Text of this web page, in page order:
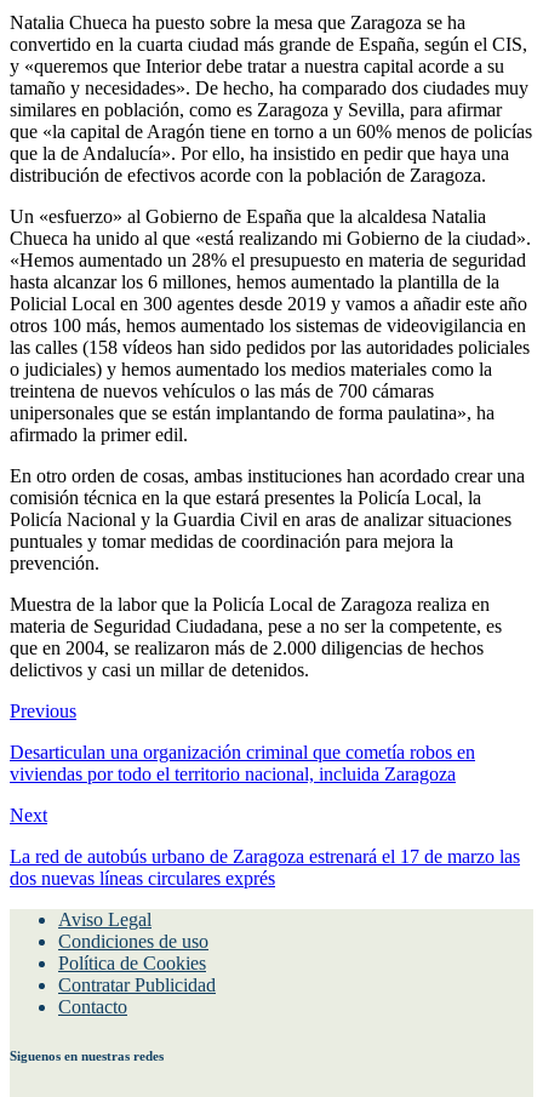
Natalia Chueca ha puesto sobre la mesa que Zaragoza se ha
convertido en la cuarta ciudad más grande de España, según el CIS,
y «queremos que Interior debe tratar a nuestra capital acorde a su
tamaño y necesidades». De hecho, ha comparado dos ciudades muy
similares en población, como es Zaragoza y Sevilla, para afirmar
que «la capital de Aragón tiene en torno a un 60% menos de policías
que la de Andalucía». Por ello, ha insistido en pedir que haya una
distribución de efectivos acorde con la población de Zaragoza.
Un «esfuerzo» al Gobierno de España que la alcaldesa Natalia
Chueca ha unido al que «está realizando mi Gobierno de la ciudad».
«Hemos aumentado un 28% el presupuesto en materia de seguridad
hasta alcanzar los 6 millones, hemos aumentado la plantilla de la
Policial Local en 300 agentes desde 2019 y vamos a añadir este año
otros 100 más, hemos aumentado los sistemas de videovigilancia en
las calles (158 vídeos han sido pedidos por las autoridades policiales
o judiciales) y hemos aumentado los medios materiales como la
treintena de nuevos vehículos o las más de 700 cámaras
unipersonales que se están implantando de forma paulatina», ha
afirmado la primer edil.
En otro orden de cosas, ambas instituciones han acordado crear una
comisión técnica en la que estará presentes la Policía Local, la
Policía Nacional y la Guardia Civil en aras de analizar situaciones
puntuales y tomar medidas de coordinación para mejora la
prevención.
Muestra de la labor que la Policía Local de Zaragoza realiza en
materia de Seguridad Ciudadana, pese a no ser la competente, es
que en 2004, se realizaron más de 2.000 diligencias de hechos
delictivos y casi un millar de detenidos.
Previous
Desarticulan una organización criminal que cometía robos en
viviendas por todo el territorio nacional, incluida Zaragoza
Next
La red de autobús urbano de Zaragoza estrenará el 17 de marzo las
dos nuevas líneas circulares exprés
Aviso Legal
Condiciones de uso
Política de Cookies
Contratar Publicidad
Contacto
Siguenos en nuestras redes